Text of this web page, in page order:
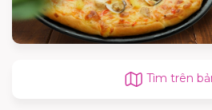
Tìm trên